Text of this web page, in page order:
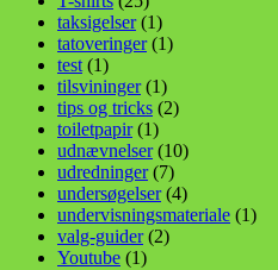
taksigelser(1)
tatoveringer(1)
test (1)
tilsvininger(1)
tips og tricks (2)
toiletpapir(1)
udnævnelser(10)
udredninger(7)
undersøgelser(4)
undervisningsmateriale (1)
valg-guider(2)
Youtube (1)